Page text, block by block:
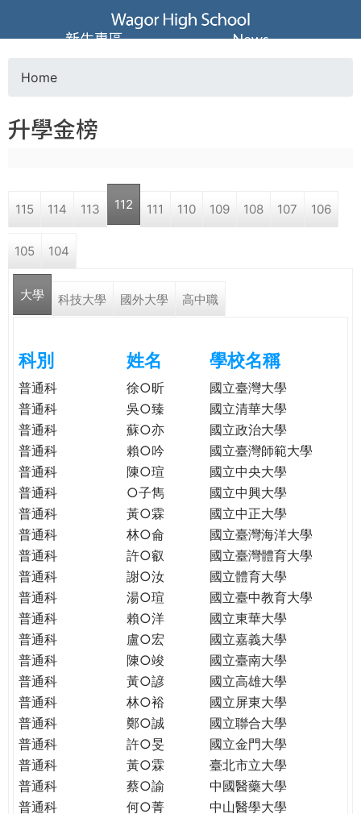
Jump to navigation
葳
格
高
學
格。
民。
WAGOR
TODAY
THE
WORLD
TOMORROW
PUTTING
YOU
o
a
r
e
e
r
e
Home
升學金榜
115 114 113 112 111 110 109 108 107 106
105 104
大學 科技大學 國外大學 高中職
科別 姓名 學校名稱
普通科 徐○昕
國立臺灣大學
普通科
吳○臻
國立清華大學
普通科
蘇○亦
國立政治大學
普通科
賴○吟
國立臺灣師範大學
普通科
陳○瑄
國立中央大學
普通科
○子雋
國立中興大學
普通科
黃○霖
國立中正大學
普通科
林○侖
國立臺灣海洋大學
普通科
許○叡
國立臺灣體育大學
普通科
謝○汝
國立體育大學
普通科
湯○瑄
國立臺中教育大學
普通科
賴○洋
國立東華大學
普通科
盧○宏
國立嘉義大學
普通科
陳○竣
國立臺南大學
普通科
黃○諺
國立高雄大學
普通科
林○裕
國立屏東大學
普通科
鄭○誠
國立聯合大學
普通科
許○旻
國立金門大學
普通科
黃○霖
臺北市立大學
普通科
蔡○諭
中國醫藥大學
普通科
何○菁
中山醫學大學
新生專區 News